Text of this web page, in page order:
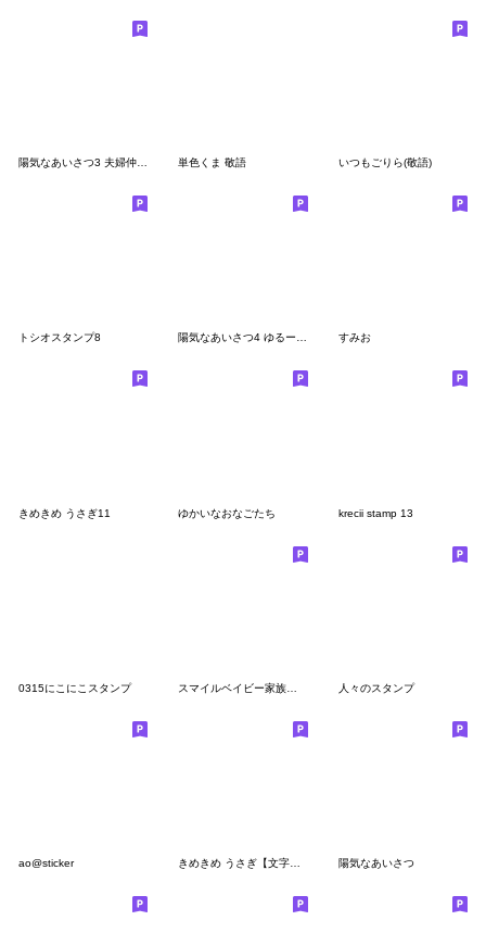
単色くま 敬語 いつもごりら(敬語)
トシオスタンプ8 陽気なあいさつ4 ゆるーいあいづちver. すみお
きめきめ うさぎ11 ゆかいなおなごたち krecii stamp 13
0315にこにこスタンプ 人々のスタンプ
ao@sticker きめきめ うさぎ【文字なし】 陽気なあいさつ